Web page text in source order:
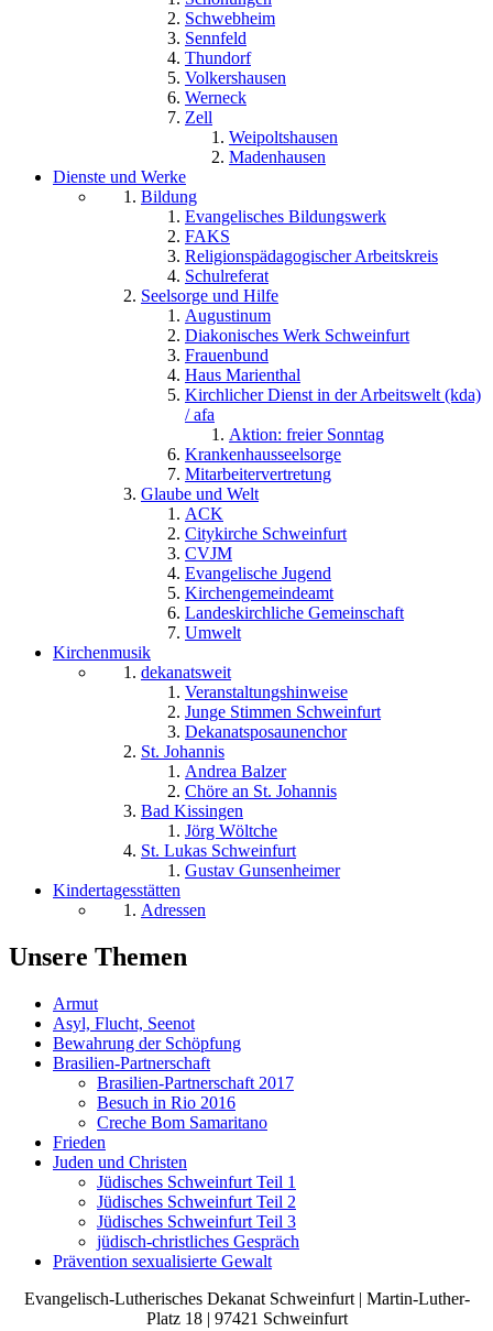
Schwebheim
Sennfeld
Thundorf
Volkershausen
Werneck
Zell
Weipoltshausen
Madenhausen
Dienste und Werke
Bildung
Evangelisches Bildungswerk
FAKS
Religionspädagogischer Arbeitskreis
Schulreferat
Seelsorge und Hilfe
Augustinum
Diakonisches Werk Schweinfurt
Frauenbund
Haus Marienthal
Kirchlicher Dienst in der Arbeitswelt (kda)
/ afa
Aktion: freier Sonntag
Krankenhausseelsorge
Mitarbeitervertretung
Glaube und Welt
ACK
Citykirche Schweinfurt
CVJM
Evangelische Jugend
Kirchengemeindeamt
Landeskirchliche Gemeinschaft
Umwelt
Kirchenmusik
dekanatsweit
Veranstaltungshinweise
Junge Stimmen Schweinfurt
Dekanatsposaunenchor
St. Johannis
Andrea Balzer
Chöre an St. Johannis
Bad Kissingen
Jörg Wöltche
St. Lukas Schweinfurt
Gustav Gunsenheimer
Kindertagesstätten
Adressen
Unsere Themen
Armut
Asyl, Flucht, Seenot
Bewahrung der Schöpfung
Brasilien-Partnerschaft
Brasilien-Partnerschaft 2017
Besuch in Rio 2016
Creche Bom Samaritano
Frieden
Juden und Christen
Jüdisches Schweinfurt Teil 1
Jüdisches Schweinfurt Teil 2
Jüdisches Schweinfurt Teil 3
jüdisch-christliches Gespräch
Prävention sexualisierte Gewalt
Evangelisch-Lutherisches Dekanat Schweinfurt | Martin-Luther-
Platz 18 | 97421 Schweinfurt